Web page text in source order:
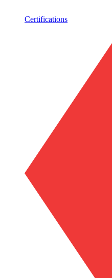
Certifications